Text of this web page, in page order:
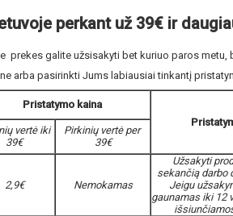
perkant už 39€ ir
prekes galite užsisakyti bet kuriuo paros metu,
arba pasirinkti Jums labiausiai tinkantį
Pristatymo kaina
vertė iki
39€
Pirkinių vertė per
39€
2,9€ Nemokamas
Užsakyti
sekančią darbo
Jeigu
gaunamas iki 12